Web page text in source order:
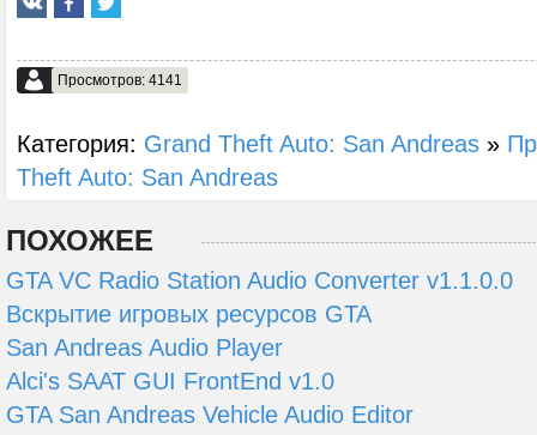
Просмотров: 4141
Категория: Grand Theft Auto: San Andreas »
Theft Auto: San Andreas
ПОХОЖЕЕ
GTA VC Radio Station Audio Converter v1.1.0.0
Вскрытие игровых ресурсов GTA
San Andreas Audio Player
Alci's SAAT GUI FrontEnd v1.0
GTA San Andreas Vehicle Audio Editor